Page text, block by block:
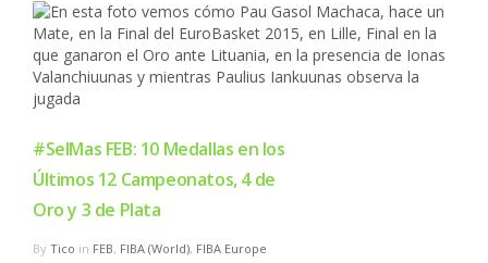
#SelMas FEB: 10 Medallas en los
Últimos 12 Campeonatos, 4 de
Oro y 3 de Plata
By Tico in FEB, FIBA (World), FIBA Europe